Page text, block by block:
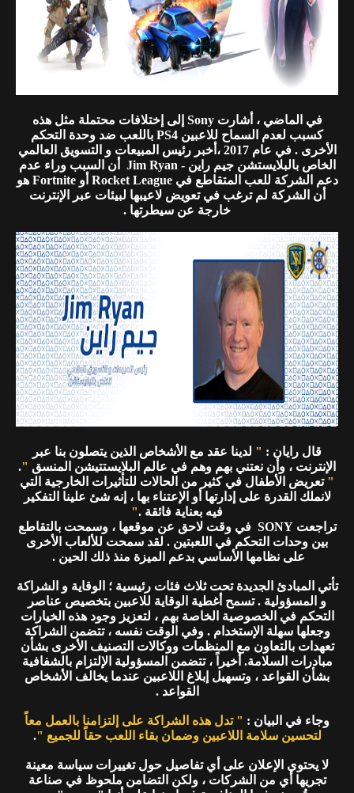
في الماضي ، أشارت Sony إلى إختلافات محتملة مثل هذه
كسبب لعدم السماح للاعبين PS4 باللعب ضد وحدة التحكم
الأخرى . في عام 2017 ،أخبر رئيس المبيعات و التسويق العالمي
الخاص بالبلايستشن جيم راين - Jim Ryan أن السبب وراء عدم
دعم الشركة للعب المتقاطع في Rocket League أو Fortnite هو
أن الشركة لم ترغب في تعويض لاعيبها لبيئات عبر الإنترنت
خارجة عن سيطرتها .
قال رايان : " لدينا عقد مع الأشخاص الذين يتصلون بنا عبر
الإنترنت ، وأن نعتني بهم وهم في عالم البلايستتيشن المنسق "
.
" تعريض الأطفال في كثير من الحالات للتأثيرات الخارجية التي
لانملك القدرة على إدارتها أو الإعتناء بها ، إنه شئ علينا التفكير
فيه بعناية فائقة ."
تراجعت SONY في وقت لاحق عن موقعها ، وسمحت بالتقاطع
بين وحدات التحكم في اللعبتين . لقد سمحت للألعاب الأخرى
على نظامها الأساسي بدعم الميزة منذ ذلك الحين .
تأتي المبادئ الجديدة تحت ثلاث فئات رئيسية ؛ الوقاية و الشراكة
و المسؤولية . تسمح أغطية الوقاية للاعبين بتخصيص عناصر
التحكم في الخصوصية الخاصة بهم ، لتعزيز وجود هذه الخيارات
وجعلها سهلة الإستخدام . وفي الوقت نفسه ، تتضمن الشراكة
تعهدات بالتعاون مع المنظمات ووكالات التصنيف الأخرى بشأن
مبادرات السلامة. أخيراً ، تتضمن المسؤولية الإلتزام بالشفافية
بشأن القواعد ، وتسهيل إبلاغ اللاعبين عندما يخالف الأشخاص
القواعد .
وجاء في البيان : " تدل هذه الشراكة على إلتزامنا بالعمل معاً
لتحسين سلامة اللاعبين وضمان بقاء اللعب حقاً للجميع ".
لا يحتوي الإعلان على أي تفاصيل حول تغييرات سياسة معينة
تجريها أي من الشركات ، ولكن التضامن ملحوظ في صناعة